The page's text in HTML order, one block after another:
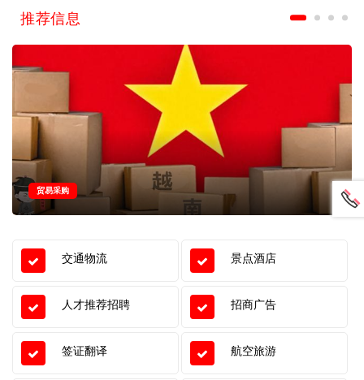
推荐信息
贸易采购
交通物流 景点酒店
人才推荐招聘 招商广告
签证翻译 航空旅游